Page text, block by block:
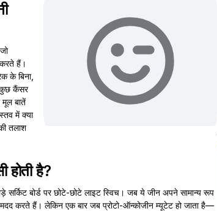
हैं।
के बिना,
कुछ कैंसर
बातें
में क्या
तलाश
है?
सर्किट बोर्ड पर छोटे-छोटे लाइट स्विच। जब ये जीन अपने सामान्य रूप
मदद करते हैं। लेकिन एक बार जब प्रोटो-ऑन्कोजीन म्यूटेट हो जाता है—